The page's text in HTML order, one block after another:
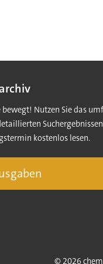
bewegt! Nutzen Sie das
kostenlos lesen.
© 2026